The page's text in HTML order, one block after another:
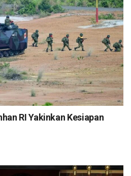
RI Yakinkan Kesiapan